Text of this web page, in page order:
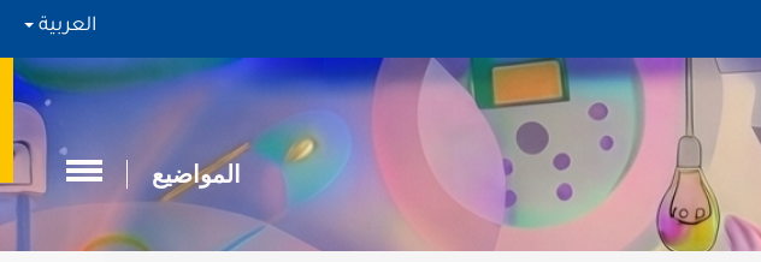
العربية
المواضيع